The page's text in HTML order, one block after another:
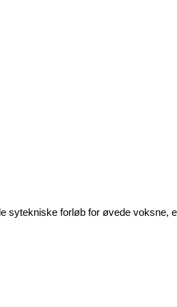
sytekniske forløb for øvede voksne,